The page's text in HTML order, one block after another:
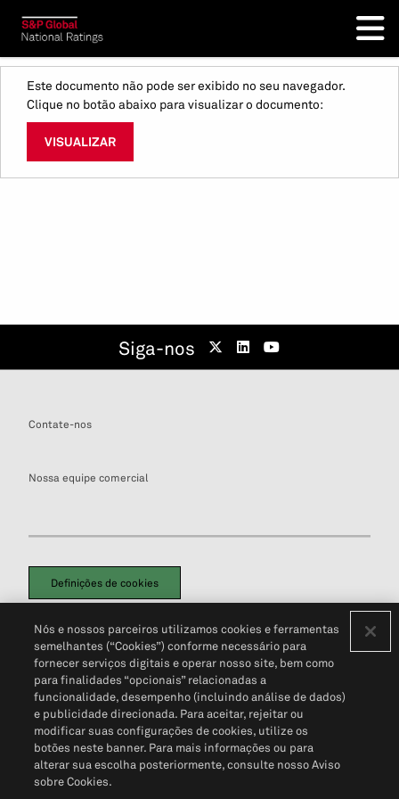
Este documento não pode ser exibido no seu navegador.
Clique no botão abaixo para visualizar o documento:
VISUALIZAR
Siga-nos
Contate-nos
Nossa equipe comercial
Definições de cookies
Política de PrivacidadePortal de privacidade do cliente (em inglês)
Não Venda Minhas Informações Pessoais© 2026 S&P Global
Nós e nossos parceiros utilizamos cookies e ferramentas
semelhantes (“Cookies”) conforme necessário para
fornecer serviços digitais e operar nosso site, bem como
para finalidades “opcionais” relacionadas a
funcionalidade, desempenho (incluindo análise de dados)
e publicidade direcionada. Para aceitar, rejeitar ou
modificar suas configurações de cookies, utilize os
botões neste banner. Para mais informações ou para
alterar sua escolha posteriormente, consulte nosso Aviso
sobre Cookies.